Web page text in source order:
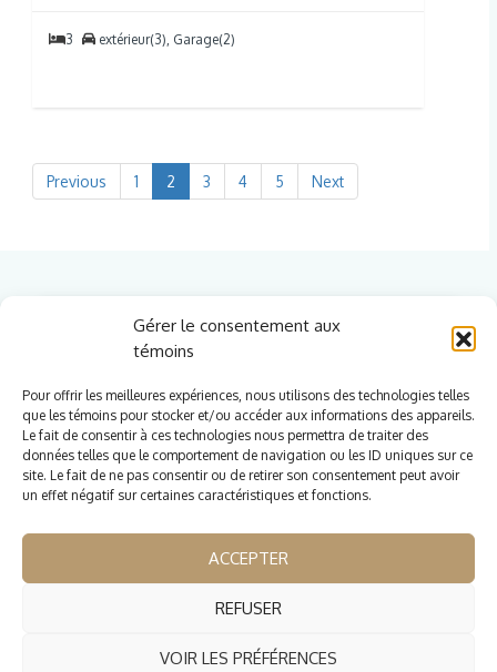
Gérer le consentement aux
témoins
Pour offrir les meilleures expériences, nous utilisons des technologies telles
que les témoins pour stocker et/ou accéder aux informations des appareils.
Le fait de consentir à ces technologies nous permettra de traiter des
données telles que le comportement de navigation ou les ID uniques sur ce
site. Le fait de ne pas consentir ou de retirer son consentement peut avoir
un effet négatif sur certaines caractéristiques et fonctions.
ACCEPTER
REFUSER
VOIR LES PRÉFÉRENCES
3 extérieur(3), Garage(2)
Previous 1 2 3 4 5 Next
Cliquez pour accepter les témoins
marketing et activer ce contenu
Lab